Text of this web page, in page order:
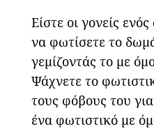
Είστε οι γονείς
να φωτίσετε το
γεμίζοντάς το με
Ψάχνετε το
τους φόβους του
ένα φωτιστικό με